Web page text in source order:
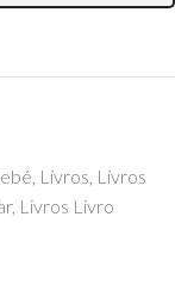
, Livros, Livros
, Livros Livro